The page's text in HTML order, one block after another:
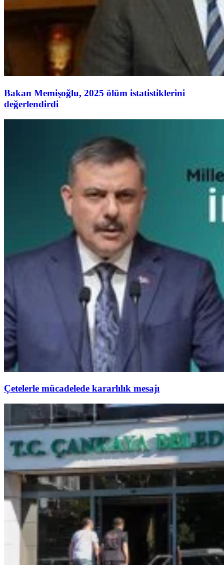
Bakan Memişoğlu, 2025 ölüm istatistiklerini
değerlendirdi
Çetelerle mücadelede kararlılık mesajı